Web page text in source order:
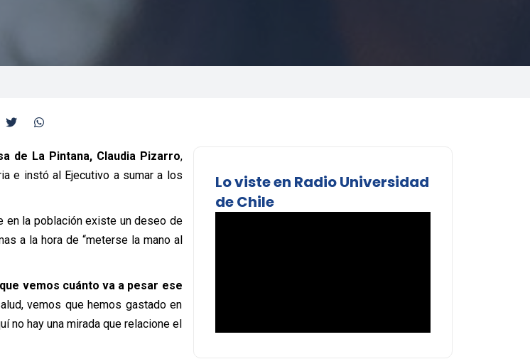
de La Pintana, Claudia Pizarro,
e instó al Ejecutivo a sumar a los
en la población existe un deseo de
a la hora de “meterse la mano al
vemos cuánto va a pesar ese
vemos que hemos gastado en
no hay una mirada que relacione el
Lo viste en Radio Universidad
de Chile